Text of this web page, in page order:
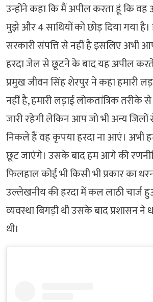
उन्होंने कहा कि मैं अपील करता हूं कि
मुझे और 4 साथियों को छोड़ दिया गया है।
सरकारी संपत्ति से नहीं है इसलिए अभी
हरदा जेल से छूटने के बाद यह अपील
प्रमुख जीवन सिंह शेरपुर ने कहा हमारी
नहीं है, हमारी लड़ाई लोकतांत्रिक
जारी रहेगी लेकिन आप जो भी अन्य
निकले हैं वह कृपया हरदा ना आएं। अभी
छूट जाएंगे। उसके बाद हम आगे की
फिलहाल कोई भी किसी भी प्रकार का
उल्लेखनीय की हरदा में कल लाठी चार्ज
व्यवस्था बिगड़ी थी उसके बाद प्रशासन ने
थी।